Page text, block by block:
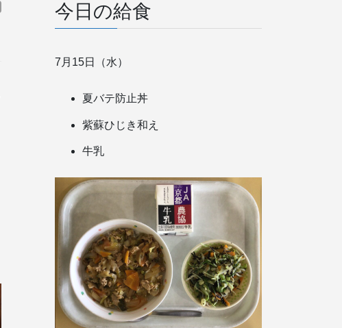
今日の給食
7月15日（水）
夏バテ防止丼
紫蘇ひじき和え
牛乳